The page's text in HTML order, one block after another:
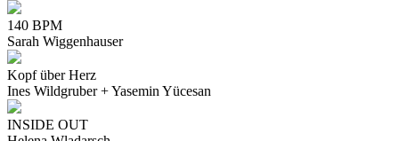
140 BPM
Sarah Wiggenhauser
Kopf über Herz
Ines Wildgruber + Yasemin Yücesan
INSIDE OUT